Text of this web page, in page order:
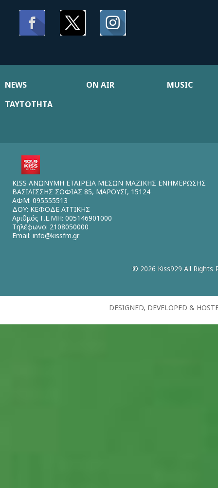
NEWS ON AIR
MUSIC
ΤΑΥΤΟΤΗΤΑ
KISS ΑΝΩΝΥΜΗ ΕΤΑΙΡΕΙΑ ΜΕΣΩΝ ΜΑΖΙΚΗΣ ΕΝΗΜΕΡΩΣΗΣ
ΒΑΣΙΛΙΣΣΗΣ ΣΟΦΙΑΣ 85, ΜΑΡΟΥΣΙ, 15124
ΑΦΜ: 095555513
ΔΟΥ: ΚΕΦΟΔΕ ΑΤΤΙΚΗΣ
Αριθμός Γ.Ε.ΜΗ: 005146901000
Τηλέφωνο: 2108050000
Email: info@kissfm.gr
© 2026 Kiss929 All Rights
DESIGNED, DEVELOPED &